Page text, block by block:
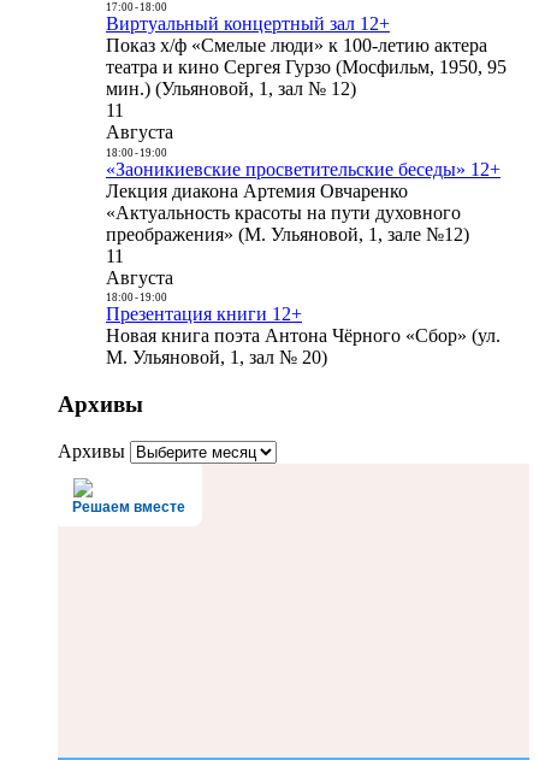
17:00- 18:00
Виртуальный концертный зал 12+
Показ х/ф «Смелые люди» к 100-летию актера
театра и кино Сергея Гурзо (Мосфильм, 1950, 95
мин.) (Ульяновой, 1, зал № 12)
11
Августа
18:00- 19:00
«Заоникиевские просветительские беседы» 12+
Лекция диакона Артемия Овчаренко
«Актуальность красоты на пути духовного
преображения» (М. Ульяновой, 1, зале №12)
11
Августа
18:00- 19:00
Презентация книги 12+
Новая книга поэта Антона Чёрного «Сбор» (ул.
М. Ульяновой, 1, зал № 20)
Архивы
Архивы
Решаем вместе